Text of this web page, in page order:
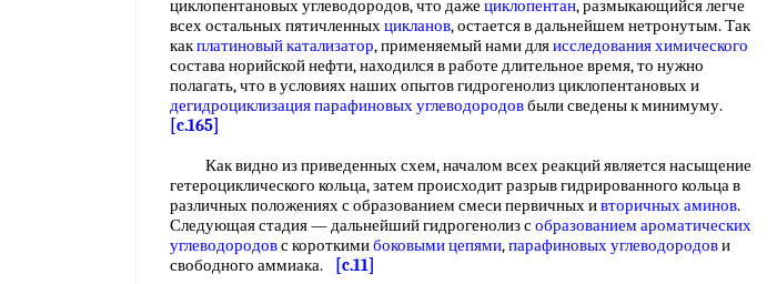
циклопентановых углеводородов, что даже циклопентан, размыкающийся легче
всех остальных пятичленныхцикланов, остается в дальнейшем нетронутым. Так
какплатиновый катализатор, применяемый нами дляисследования химического
состава норийской нефти, находился в работе длительное время, то нужно
полагать, что в условиях наших опытов гидрогенолиз циклопентановых и
дегидроциклизация парафиновых углеводородовбыли сведены к минимуму.
[c.165]
Как видно из приведенных схем, началом всех реакций является насыщение
гетероциклического кольца, затем происходит разрыв гидрированного кольца в
различных положениях с образованием смеси первичных ивторичных аминов.
Следующая стадия — дальнейший гидрогенолиз собразованием ароматических
углеводородовс короткимибоковыми цепями,парафиновых углеводородови
свободного аммиака.
[c.11]